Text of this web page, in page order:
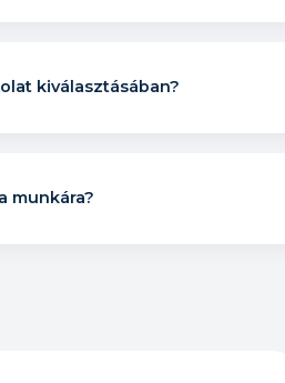
kiválasztásában?
munkára?